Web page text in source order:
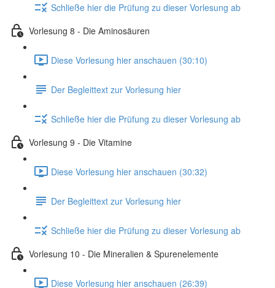
Schließe hier die Prüfung zu dieser Vorlesung ab
Vorlesung 8 - Die Aminosäuren
Diese Vorlesung hier anschauen (30:10)
Der Begleittext zur Vorlesung hier
Schließe hier die Prüfung zu dieser Vorlesung ab
Vorlesung 9 - Die Vitamine
Diese Vorlesung hier anschauen (30:32)
Der Begleittext zur Vorlesung hier
Schließe hier die Prüfung zu dieser Vorlesung ab
Vorlesung 10 - Die Mineralien & Spurenelemente
Diese Vorlesung hier anschauen (26:39)